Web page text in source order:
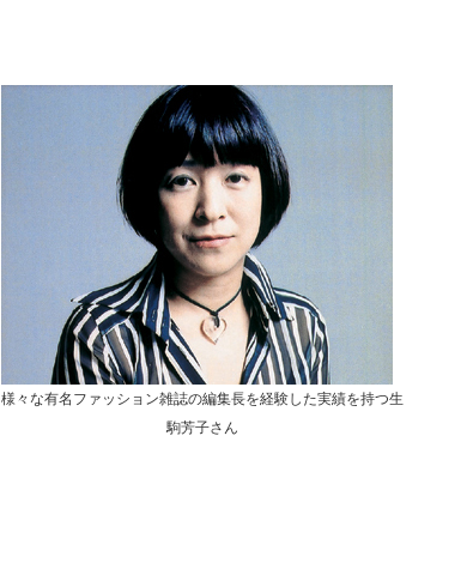
様々な有名ファッション雑誌の編集長を経験した実績を持つ生
駒芳子さん